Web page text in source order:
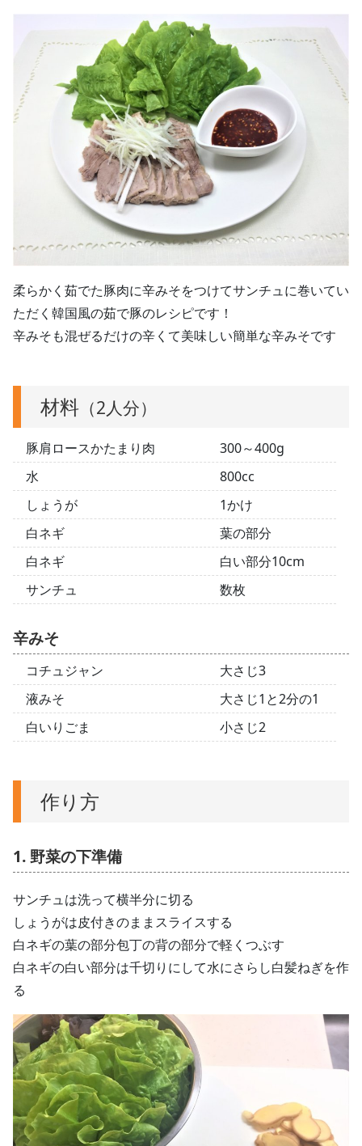
柔らかく茹でた豚肉に辛みそをつけてサンチュに巻いてい
ただく韓国風の茹で豚のレシピです！
辛みそも混ぜるだけの辛くて美味しい簡単な辛みそです
材料 （2人分）
豚肩ロースかたまり肉
300～400g
水
800cc
しょうが
1かけ
白ネギ
葉の部分
白ネギ
白い部分10cm
サンチュ
数枚
辛みそ
コチュジャン
大さじ3
液みそ
大さじ1と2分の1
白いりごま
小さじ2
作り方
1. 野菜の下準備
サンチュは洗って横半分に切る
しょうがは皮付きのままスライスする
白ネギの葉の部分包丁の背の部分で軽くつぶす
白ネギの白い部分は千切りにして水にさらし白髪ねぎを作
る